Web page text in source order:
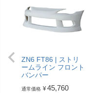
ZN6 FT86 | ストリ
ームライン フロント
バンパー
通常価格 ¥45,760